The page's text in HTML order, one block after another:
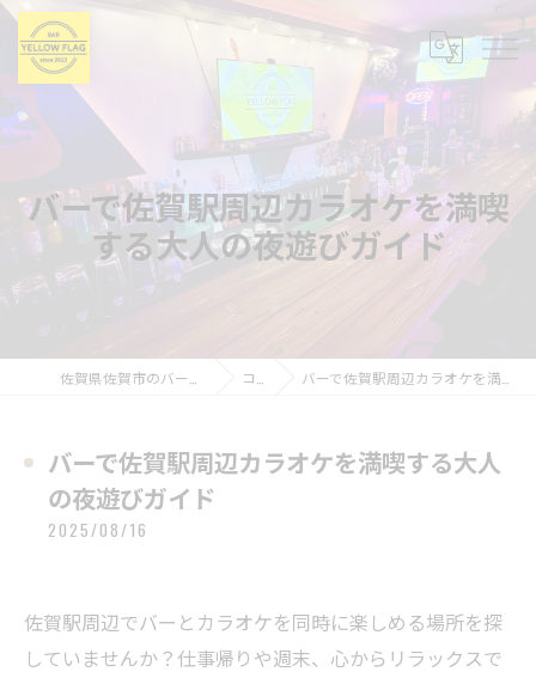
バーで佐賀駅周辺カラオケを満喫
する大人の夜遊びガイド
コラム バーで佐賀駅周辺カラオケを満喫する大人の夜遊びガイド
バーで佐賀駅周辺カラオケを満喫する大人
の夜遊びガイド
2025/08/16
佐賀駅周辺でバーとカラオケを同時に楽しめる場所を探
していませんか？仕事帰りや週末、心からリラックスで